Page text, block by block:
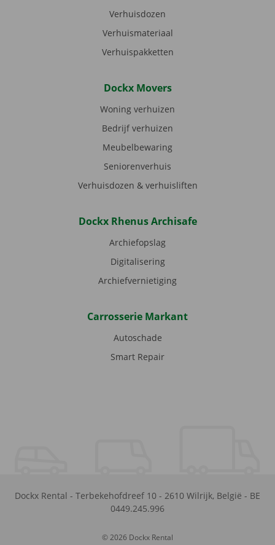
Verhuisdozen
Verhuismateriaal
Verhuispakketten
Dockx Movers
Woning verhuizen
Bedrijf verhuizen
Meubelbewaring
Seniorenverhuis
Verhuisdozen & verhuisliften
Dockx Rhenus Archisafe
Archiefopslag
Digitalisering
Archiefvernietiging
Carrosserie Markant
Autoschade
Smart Repair
Dockx Rental - Terbekehofdreef 10 - 2610 Wilrijk, België - BE
0449.245.996
© 2026 Dockx Rental